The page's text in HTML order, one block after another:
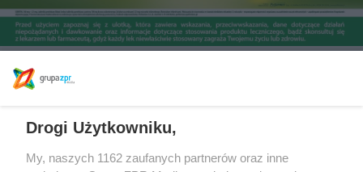
Drogi Użytkowniku,
My, naszych 1162 zaufanych partnerów oraz inne